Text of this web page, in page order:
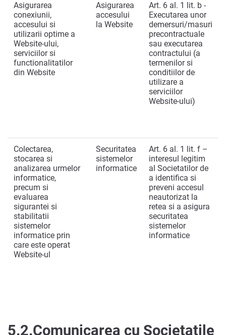
Asigurarea
conexiunii,
accesului si
utilizarii optime a
Website-ului,
serviciilor si
functionalitatilor
din Website
Asigurarea
accesului
la Website
Art. 6 al. 1 lit. b -
Executarea unor
demersuri/masuri
precontractuale
sau executarea
contractului (a
termenilor si
conditiilor de
utilizare a
serviciilor
Website-ului)
Colectarea,
stocarea si
analizarea urmelor
informatice,
precum si
evaluarea
sigurantei si
stabilitatii
sistemelor
informatice prin
care este operat
Website-ul
Securitatea
sistemelor
informatice
Art. 6 al. 1 lit. f –
interesul legitim
al Societatilor de
a identifica si
preveni accesul
neautorizat la
retea si a asigura
securitatea
sistemelor
informatice
5.2.Comunicarea cu Societatile